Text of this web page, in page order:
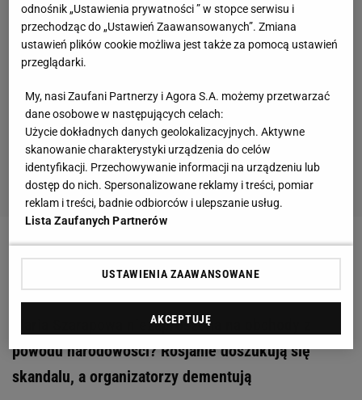
Dlaczego tak bardzo różnią się od innych?
Maria Szarapowa niezaproszona na obchody z
powodu narodowości? Rosjanie doszukują się
skandalu, a organizatorzy dementują
odnośnik „Ustawienia prywatności ” w stopce serwisu i
przechodząc do „Ustawień Zaawansowanych”. Zmiana
ustawień plików cookie możliwa jest także za pomocą ustawień
przeglądarki.
My, nasi Zaufani Partnerzy i Agora S.A. możemy przetwarzać
dane osobowe w następujących celach:
Użycie dokładnych danych geolokalizacyjnych. Aktywne
skanowanie charakterystyki urządzenia do celów
identyfikacji. Przechowywanie informacji na urządzeniu lub
dostęp do nich. Spersonalizowane reklamy i treści, pomiar
reklam i treści, badnie odbiorców i ulepszanie usług.
Lista Zaufanych Partnerów
USTAWIENIA ZAAWANSOWANE
AKCEPTUJĘ